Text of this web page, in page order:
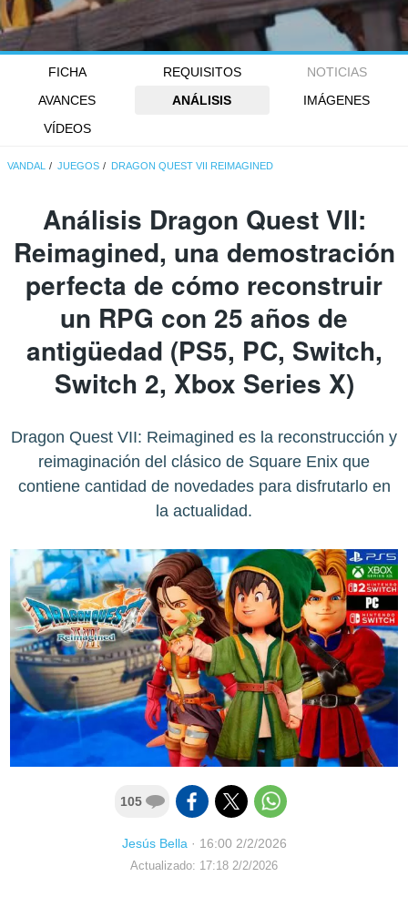
FICHA REQUISITOS
NOTICIAS
AVANCES
ANÁLISIS
IMÁGENES
VÍDEOS
VANDAL JUEGOS DRAGON QUEST VII REIMAGINED
Análisis Dragon Quest VII:
Reimagined, una demostración
perfecta de cómo reconstruir
un RPG con 25 años de
antigüedad (PS5, PC, Switch,
Switch 2, Xbox Series X)
Dragon Quest VII: Reimagined es la reconstrucción y
reimaginación del clásico de Square Enix que
contiene cantidad de novedades para disfrutarlo en
la actualidad.
105
Jesús Bella · 16:00 2/2/2026
Actualizado: 17:18 2/2/2026